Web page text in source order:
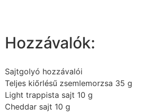
Hozzávalók:
Sajtgolyó hozzávalói
Teljes kiőrlésű zsemlemorzsa 35 g
Light trappista sajt 10 g
Cheddar sajt 10 g